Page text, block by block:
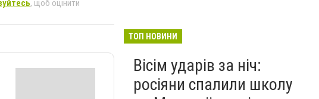
, щоб оцінити
ТОП НОВИНИ
Вісім ударів за ніч:
росіяни спалили школу